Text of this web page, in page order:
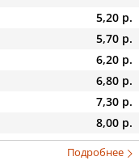
5,20 р.
5,70 р.
6,20 р.
6,80 р.
7,30 р.
8,00 р.
Подробнее